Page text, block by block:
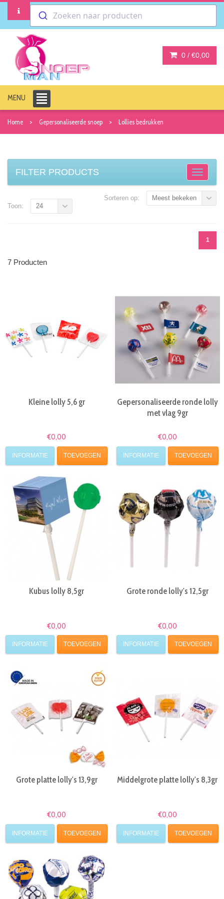
Zoeken naar producten
0 / €0,00
MENU
Home Gepersonaliseerde snoep Lollies bedrukken
FILTER PRODUCTS
Sorteren op: Meest bekeken
1
Toon: 24
7 Producten
Kleine lolly 5,6 gr
€0,00
INFORMATIE TOEVOEGEN
Gepersonaliseerde ronde lolly
met vlag 9gr
€0,00
INFORMATIE TOEVOEGEN
Kubus lolly 8,5gr
€0,00
INFORMATIE TOEVOEGEN
Grote ronde lolly's 12,5gr
€0,00
INFORMATIE TOEVOEGEN
Grote platte lolly's 13,9gr
€0,00
INFORMATIE TOEVOEGEN
Middelgrote platte lolly's 8,3gr
€0,00
INFORMATIE TOEVOEGEN